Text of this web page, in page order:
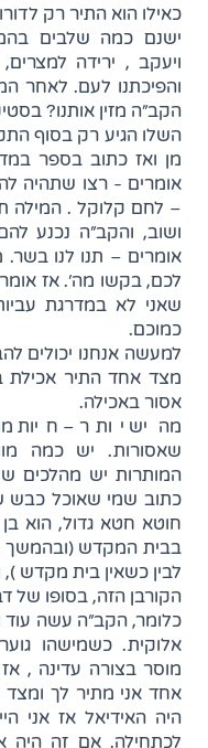
כאילו הוא התיר רק
ישנם כמה שלבים
ויעקב , ירידה
הקב"ה מזין אותנו?
מן ואז כתוב בספר
אומרים - רצו שתהיה
– לחם קלוקל . המילה
ושוב, והקב"ה נכנע
אומרים – תנו לנו
לכם, בקשו מה'. אז
שאני לא במדרגת
כמוכם.
למעשה אנחנו יכולים
מצד אחד התיר אכילת
אסור באכילה.
מה יש יותר – חיות
שאסורות. יש כמה
המותרות יש מהלכים
כתוב שמי שאוכל כבש
חוטא חטא גדול, הוא
בבית המקדש (ובהמשך
לבין כשאין בית מקדש
הקורבן הזה, בסופו של
כלומר, הקב"ה עשה עוד
אלוקית. כשמישהו
מוסר בצורה עדינה ,
אחד אני מתיר לך
היה האידיאל אז אני
לכתחילה. אם זה היה